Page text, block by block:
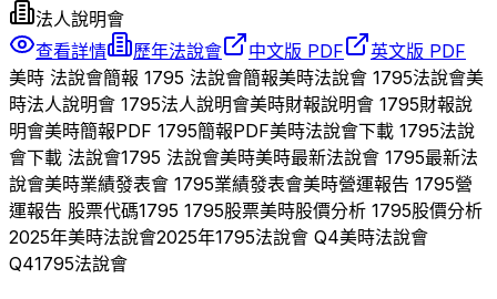
法人說明會
查看詳情
歷年法說會 中文版 PDF
英文版 PDF
美時 法說會簡報 1795 法說會簡報美時法說會 1795法說會美
時法人說明會 1795法人說明會美時財報說明會 1795財報說
明會美時簡報PDF 1795簡報PDF美時法說會下載 1795法說
會下載 法說會1795 法說會美時美時最新法說會 1795最新法
說會美時業績發表會 1795業績發表會美時營運報告 1795營
運報告 股票代碼1795 1795股票美時股價分析 1795股價分析
2025年美時法說會2025年1795法說會 Q4美時法說會
Q41795法說會